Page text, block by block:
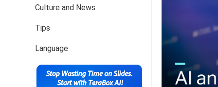
Culture and News
Tips
Language
o